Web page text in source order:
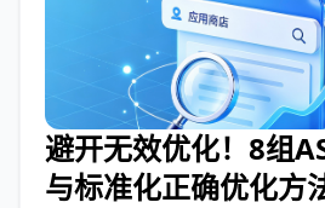
2026 年精细化运营应重精
垃圾流量以守住自然流量基
避开无效优化！8组
与标准化正确优化方